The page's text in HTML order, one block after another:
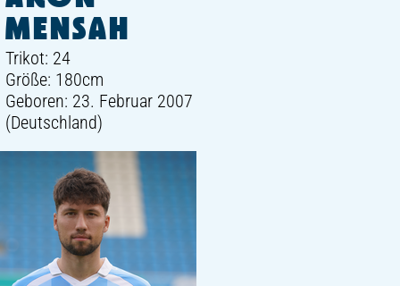
MENSAH
Trikot: 24
Größe: 180cm
Geboren: 23. Februar 2007
(Deutschland)